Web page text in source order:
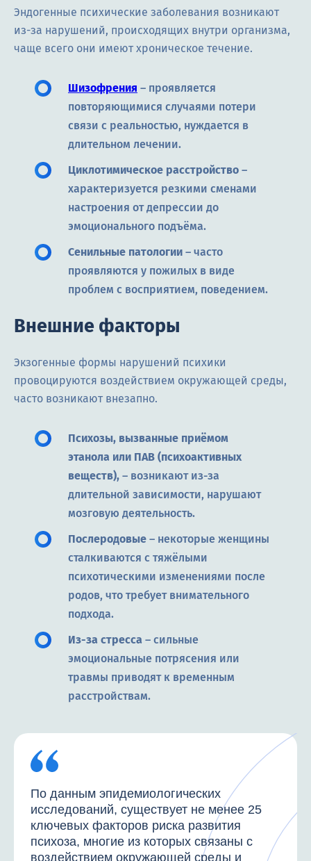
Эндогенные психические заболевания возникают
из-за нарушений, происходящих внутри организма,
чаще всего они имеют хроническое течение.
Шизофрения – проявляется
повторяющимися случаями потери
связи с реальностью, нуждается в
длительном лечении.
Циклотимическое расстройство –
характеризуется резкими сменами
настроения от депрессии до
эмоционального подъёма.
Сенильные патологии – часто
проявляются у пожилых в виде
проблем с восприятием, поведением.
Внешние факторы
Экзогенные формы нарушений психики
провоцируются воздействием окружающей среды,
часто возникают внезапно.
Психозы, вызванные приёмом
этанола или ПАВ (психоактивных
веществ), – возникают из-за
длительной зависимости, нарушают
мозговую деятельность.
Послеродовые – некоторые женщины
сталкиваются с тяжёлыми
психотическими изменениями после
родов, что требует внимательного
подхода.
Из-за стресса – сильные
эмоциональные потрясения или
травмы приводят к временным
расстройствам.
По данным эпидемиологических
исследований, существует не менее 25
ключевых факторов риска развития
психоза, многие из которых связаны с
воздействием окружающей среды и